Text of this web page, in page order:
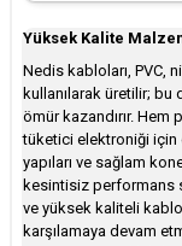
Yüksek Kalite
Nedis kabloları, PVC,
kullanılarak üretilir; bu
ömür kazandırır.
tüketici elektroniği
yapıları ve sağlam
kesintisiz performans
ve yüksek kaliteli
karşılamaya devam